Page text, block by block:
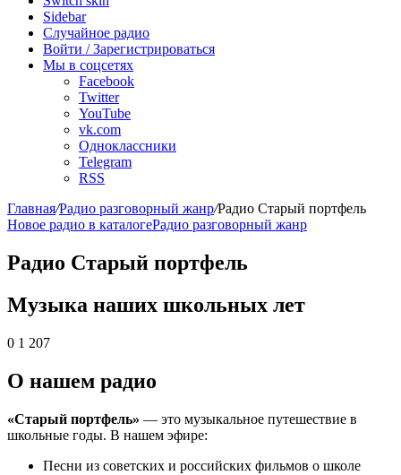
Sidebar
Случайное радио
Войти / Зарегистрироваться
Мы в соцсетях
Facebook
Twitter
YouTube
vk.com
Одноклассники
Telegram
RSS
Главная/Радио разговорный жанр/Радио Старый портфель
Новое радио в каталогеРадио разговорный жанр
Радио Старый портфель
Музыка наших школьных лет
0 1 207
О нашем радио
«Старый портфель» — это музыкальное путешествие в
школьные годы. В нашем эфире:
Песни из советских и российских фильмов о школе